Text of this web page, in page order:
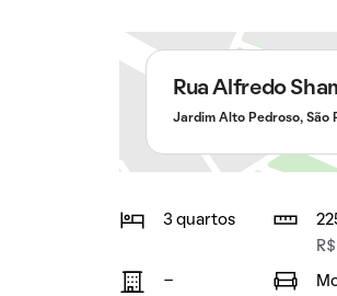
Rua Alfredo
Jardim Alto Pedroso, São
3 quartos
-